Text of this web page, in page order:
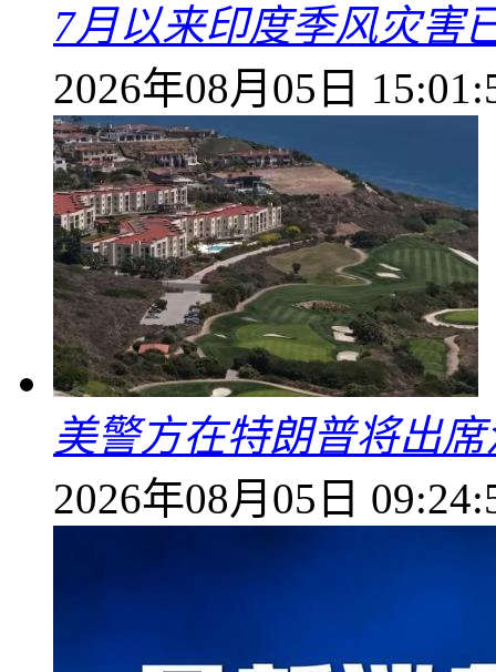
7月以来印度季风灾害
2026年08月05日
美警方在特朗普将出
2026年08月05日